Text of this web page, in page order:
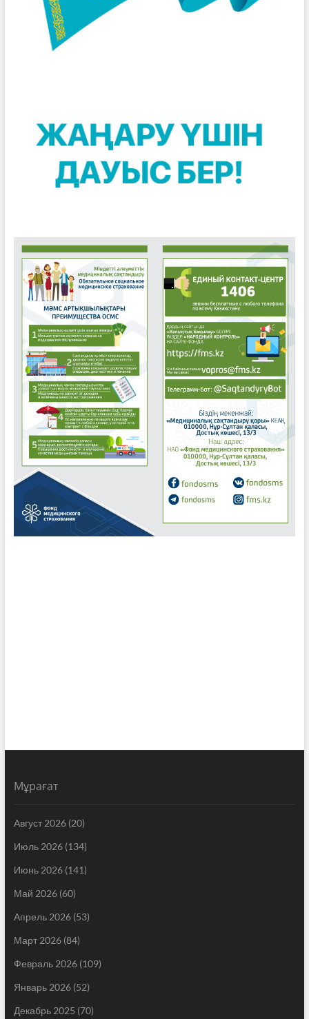
Мұрағат
Август 2026(20)
Июль 2026(134)
Июнь 2026(141)
Май 2026(60)
Апрель 2026(53)
Март 2026(84)
Февраль 2026(109)
Январь 2026(52)
Декабрь 2025 (70)